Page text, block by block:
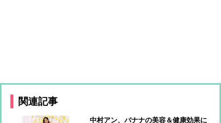
関連記事
中村アン、バナナの美容＆健康効果に